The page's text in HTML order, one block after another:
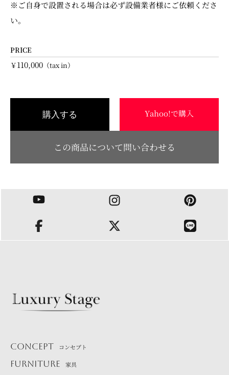
※ご自身で設置される場合は必ず設備業者様にご依頼くださ
い。
PRICE
￥110,000 （tax in）
購入する Yahoo!で購入
この商品について問い合わせる
CONCEPT コンセプト
FURNITURE 家具